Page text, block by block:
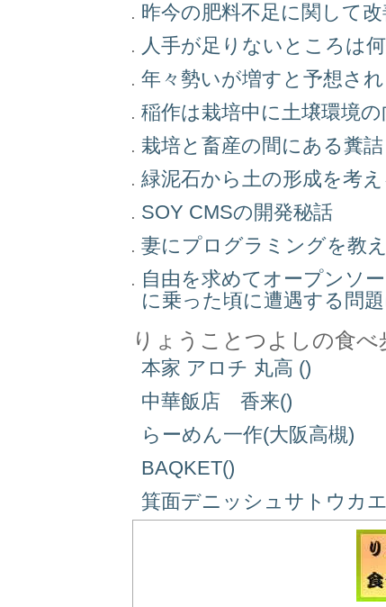
昨今の肥料不足に関して
人手が足りないところは
年々勢いが増すと予想さ
稲作は栽培中に土壌環境
栽培と畜産の間にある糞
緑泥石から土の形成を考え
SOY CMSの開発秘話
妻にプログラミングを教
自由を求めてオープンソ
に乗った頃に遭遇する問
りょうことつよしの食
本家 アロチ 丸高 ()
中華飯店 香来()
らーめん一作(大阪高槻)
BAQKET()
箕面デニッシュサトウカ